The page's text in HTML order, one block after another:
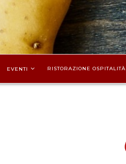
EVENTI RISTORAZIONE OSPITALITÀ